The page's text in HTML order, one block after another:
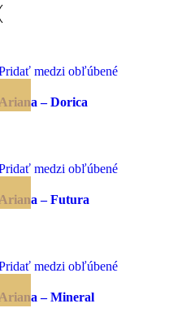
medzi obľúbené
– Dorica
medzi obľúbené
– Futura
medzi obľúbené
– Mineral